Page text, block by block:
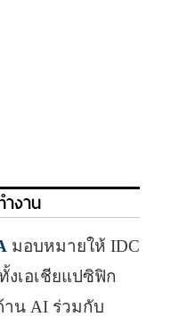
ำงาน
มอบหมายให้ IDC
เอเชียแปซิฟิก
าน AI ร่วมกับ